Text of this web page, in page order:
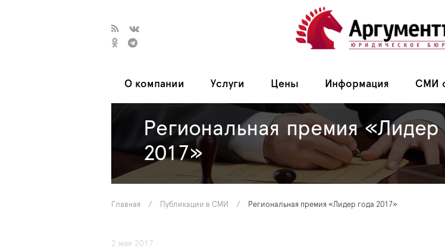
О компании Услуги Цены Информация СМИ
Региональная премия «Лидер
2017»
Главная / Публикации в СМИ / Региональная премия «Лидер года 2017»
2 мая 2017